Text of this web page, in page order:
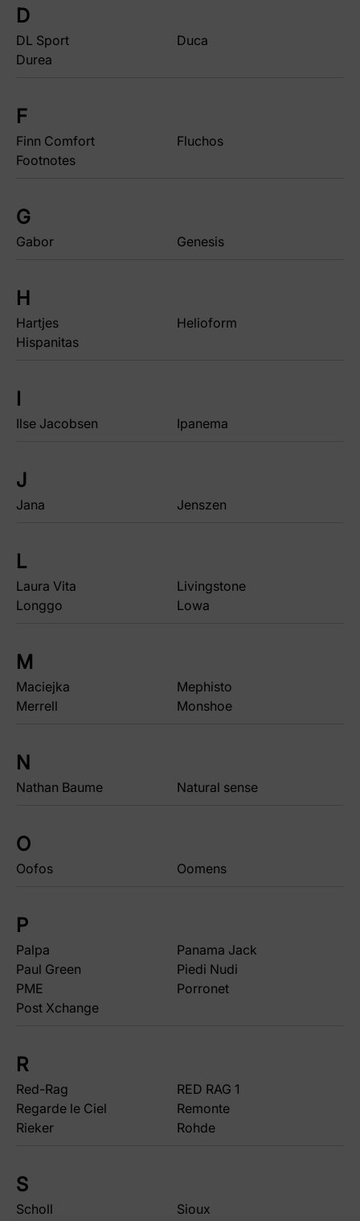
D
DL Sport
Duca
Durea
F
Finn Comfort
Fluchos
Footnotes
G
Gabor Genesis
H
Hartjes
Helioform
Hispanitas
I
Ilse Jacobsen Ipanema
J
Jana Jenszen
L
Laura Vita
Livingstone
Longgo
Lowa
M
Maciejka
Mephisto
Merrell
Monshoe
N
Nathan Baume Natural sense
O
Oofos Oomens
P
Palpa
Panama Jack
Paul Green
Piedi Nudi
PME
Porronet
Post Xchange
R
Red-Rag
RED RAG 1
Regarde le Ciel
Remonte
Rieker
Rohde
S
Scholl
Sioux